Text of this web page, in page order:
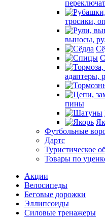
тросики,
выносы,
адаптеры,
пины
Футбольные
Дартс
Туристическое
Товары по
Акции
Велосипеды
Беговые дорожки
Эллипсоиды
Силовые тренажеры